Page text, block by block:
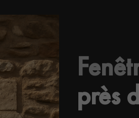
près